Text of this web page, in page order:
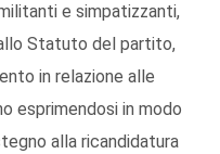
e simpatizzanti,
Statuto del partito,
in relazione alle
esprimendosi in modo
alla ricandidatura